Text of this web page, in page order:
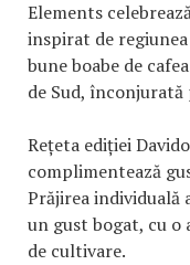
Elements
inspirat de
bune boabe de
de Sud, înconjurată
Rețeta ediției
complimentează
Prăjirea individuală
un gust bogat, cu o
de cultivare.